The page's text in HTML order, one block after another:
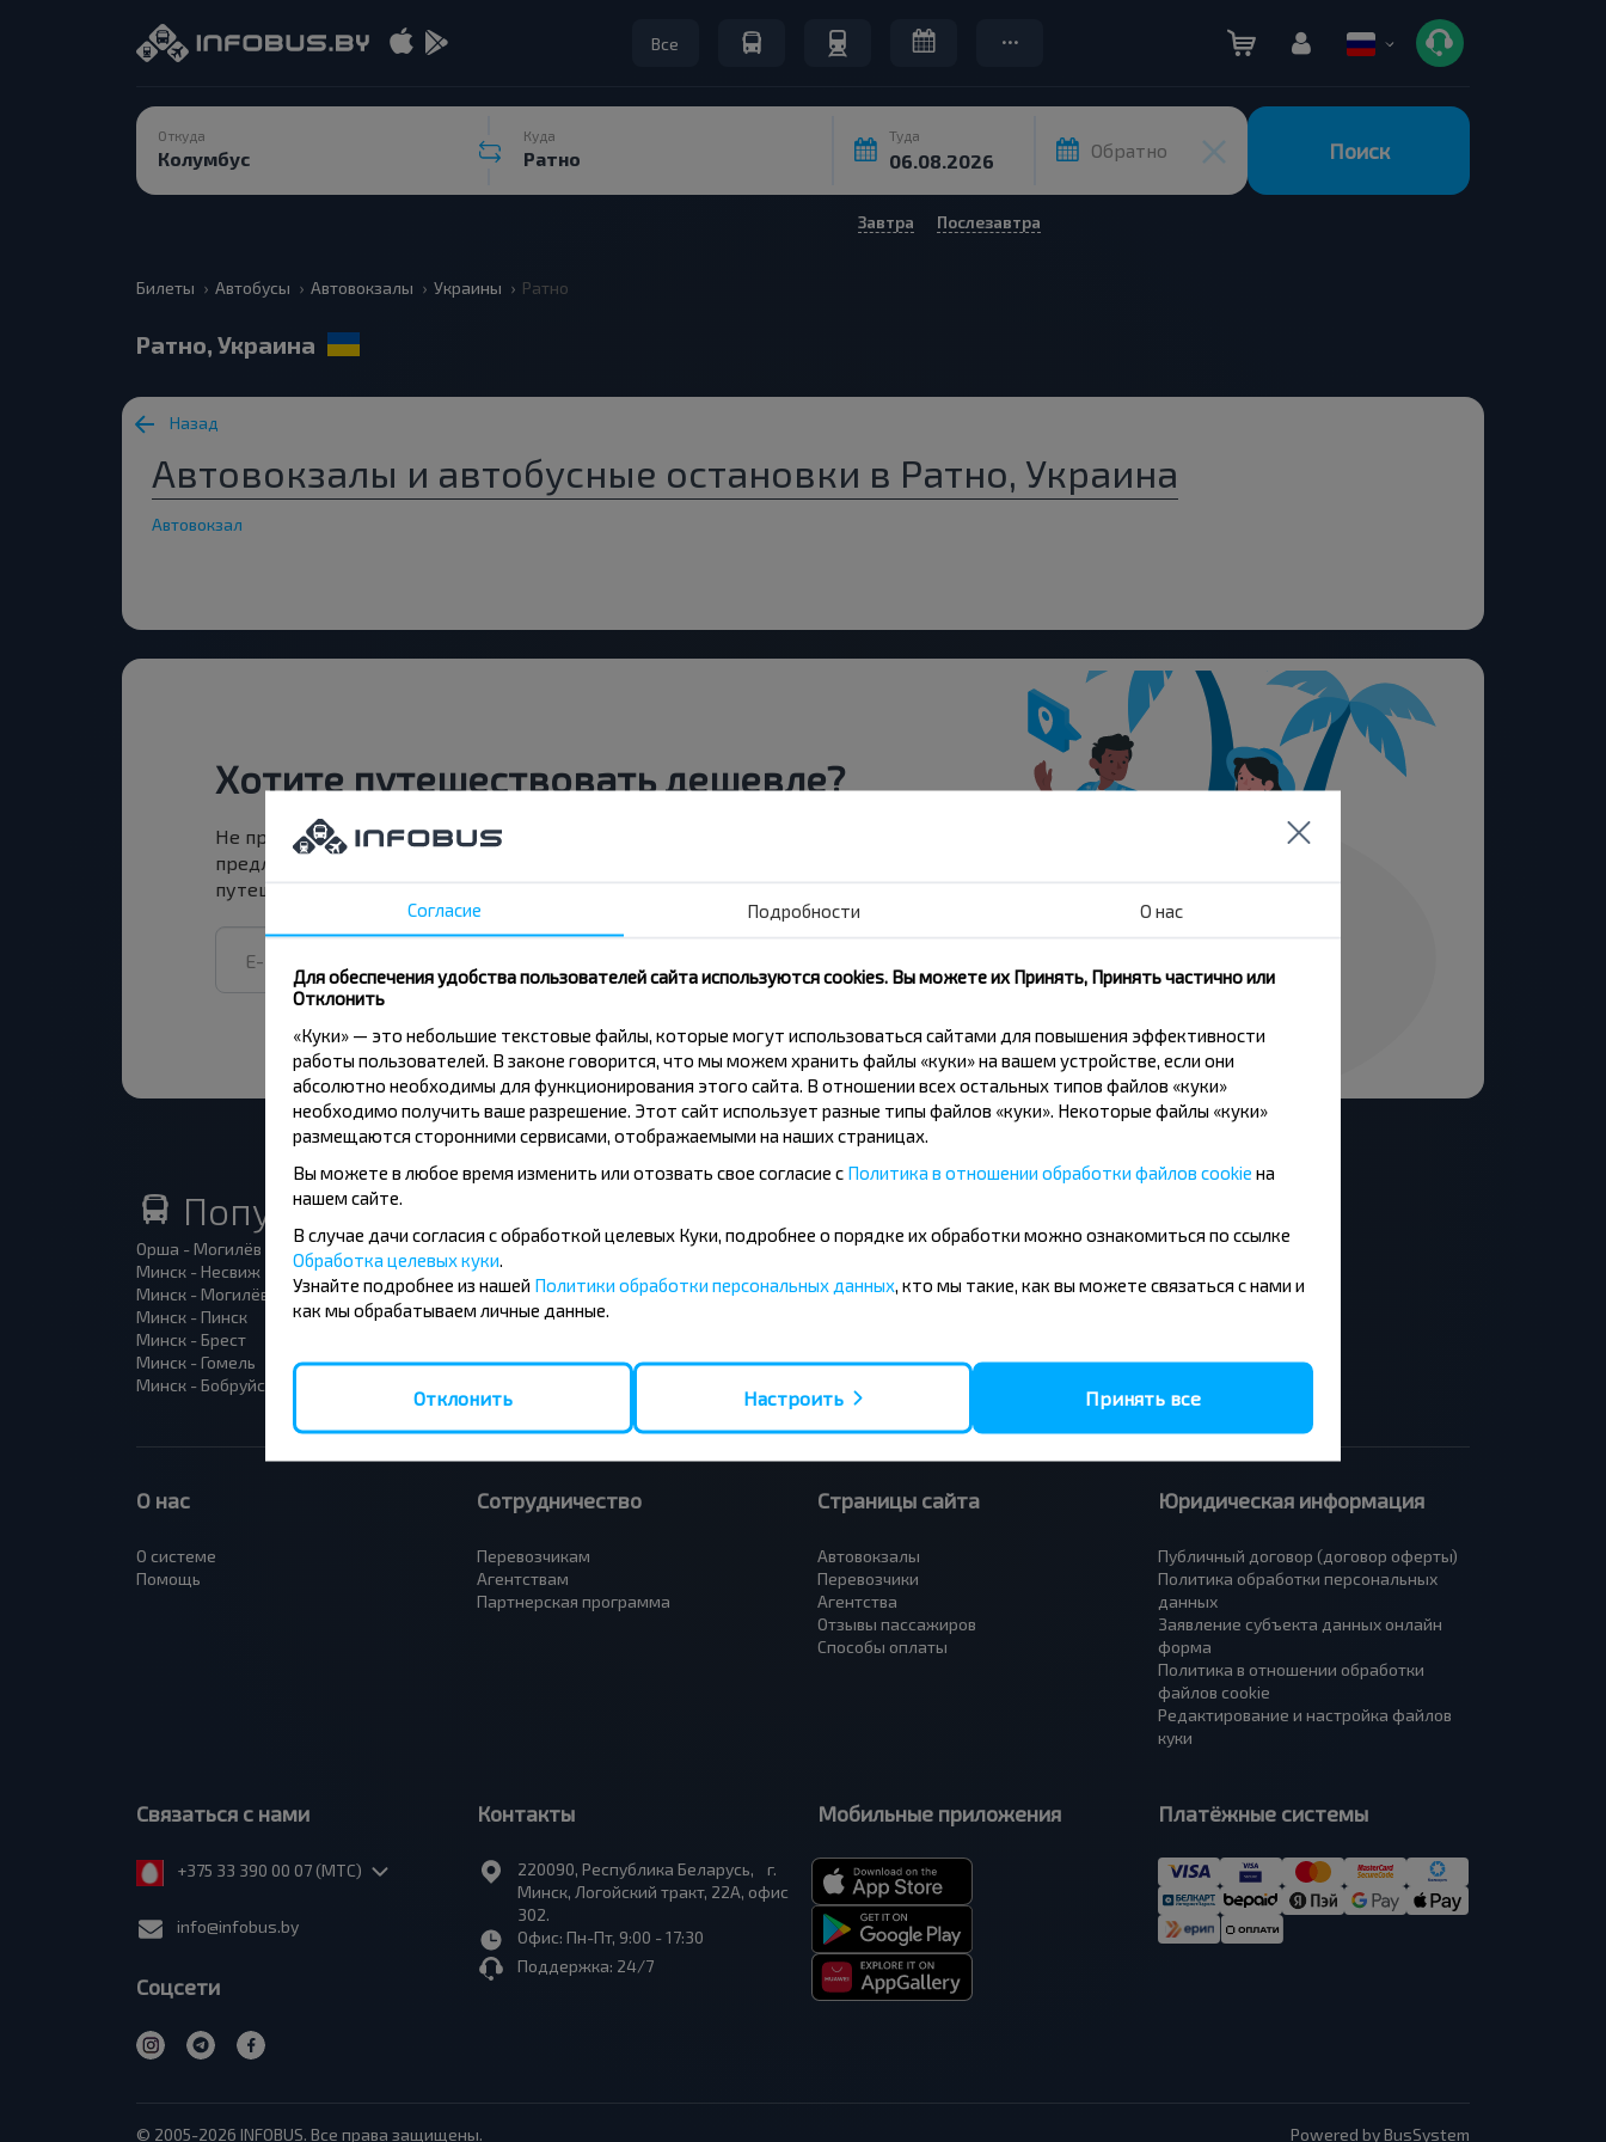
Все
Откуда Куда Туда
Обратно Поиск
Завтра Послезавтра
Билеты Автобусы Автовокзалы Украины Ратно
Ратно, Украина
Назад
Автовокзалы и автобусные остановки в Ратно, Украина
Автовокзал
Хотите путешествовать дешевле?
Не пропусти специальные акции, скидки и другие интересные
предложения INFOBUS. Подпишись на получение новостей и
путешествуй с нами дешевле!
Популярные автобусные направления
Орша - Могилёв
Минск - Несвиж
Минск - Могилёв
Минск - Пинск
Минск - Брест
Минск - Гомель
Минск - Бобруйск
Минск - Барановичи
Гомель - Минск
Брест - Тересполь
Брест - Беловежская Пуща
Варшава - Минск
Вильнюс - Минск
Полоцк - Рига
Минск - Варшава
Москва - Барановичи
Брест - Люблин
О нас
О системе
Помощь
Сотрудничество
Перевозчикам
Агентствам
Партнерская программа
Страницы сайта
Автовокзалы
Перевозчики
Агентства
Отзывы пассажиров
Способы оплаты
Юридическая информация
Публичный договор (договор оферты)
Политика обработки персональных
данных
Заявление субъекта данных онлайн
форма
Политика в отношении обработки
файлов cookie
Редактирование и настройка файлов
куки
Связаться с нами
+375 33 390 00 07 (МТС)
info@infobus.by
Соцсети
Контакты
220090, Республика Беларусь, г.
Минск, Логойский тракт, 22А, офис
302.
Офис: Пн-Пт, 9:00 - 17:30
Поддержка: 24/7
Мобильные приложения Платёжные системы
© 2005-2026 INFOBUS. Все права защищены. Powered by BusSystem
Согласие Подробности О нас
Для обеспечения удобства пользователей сайта используются cookies. Вы можете их Принять, Принять частично или
Отклонить
«Куки» — это небольшие текстовые файлы, которые могут использоваться сайтами для повышения эффективности
работы пользователей. В законе говорится, что мы можем хранить файлы «куки» на вашем устройстве, если они
абсолютно необходимы для функционирования этого сайта. В отношении всех остальных типов файлов «куки»
необходимо получить ваше разрешение. Этот сайт использует разные типы файлов «куки». Некоторые файлы «куки»
размещаются сторонними сервисами, отображаемыми на наших страницах.
Вы можете в любое время изменить или отозвать свое согласие с Политика в отношении обработки файлов cookie на
нашем сайте.
В случае дачи согласия с обработкой целевых Куки, подробнее о порядке их обработки можно ознакомиться по ссылке
Обработка целевых куки
Узнайте подробнее из нашей Политики обработки персональных данных , кто мы такие, как вы можете связаться с нами и
как мы обрабатываем личные данные.
Отклонить Настроить Принять все